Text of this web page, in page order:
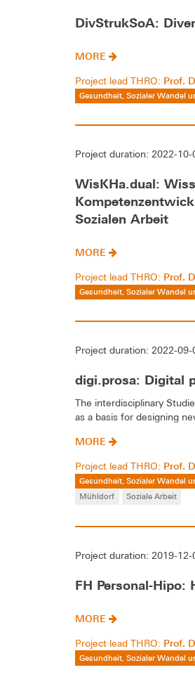
DivStrukSoA:
MORE
Project lead THRO: Prof.
Gesundheit, Sozialer Wandel
Project duration: 2022-
WisKHa.dual:
Sozialen Arbeit
MORE
Project lead THRO: Prof.
Gesundheit, Sozialer Wandel
Project duration: 2022-
digi.prosa: Digital
The interdisciplinary
as a basis for designing
MORE
Project lead THRO: Prof.
Gesundheit, Sozialer Wandel
Mühldorf
Soziale Arbeit
Project duration: 2019-
FH Personal-Hipo:
MORE
Project lead THRO: Prof.
Gesundheit, Sozialer Wandel